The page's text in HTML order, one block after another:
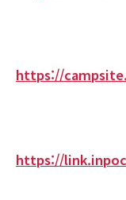
https://
https://